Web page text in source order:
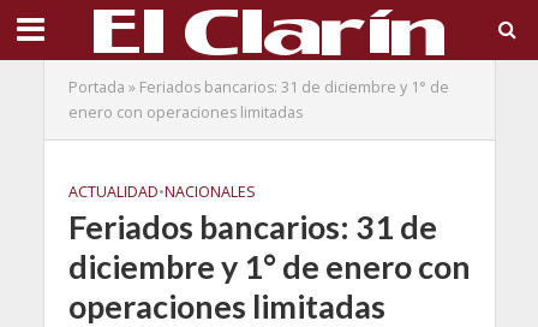
Portada » Feriados bancarios: 31 de diciembre y 1° de
enero con operaciones limitadas
ACTUALIDAD•NACIONALES
Feriados bancarios: 31 de
diciembre y 1° de enero con
operaciones limitadas